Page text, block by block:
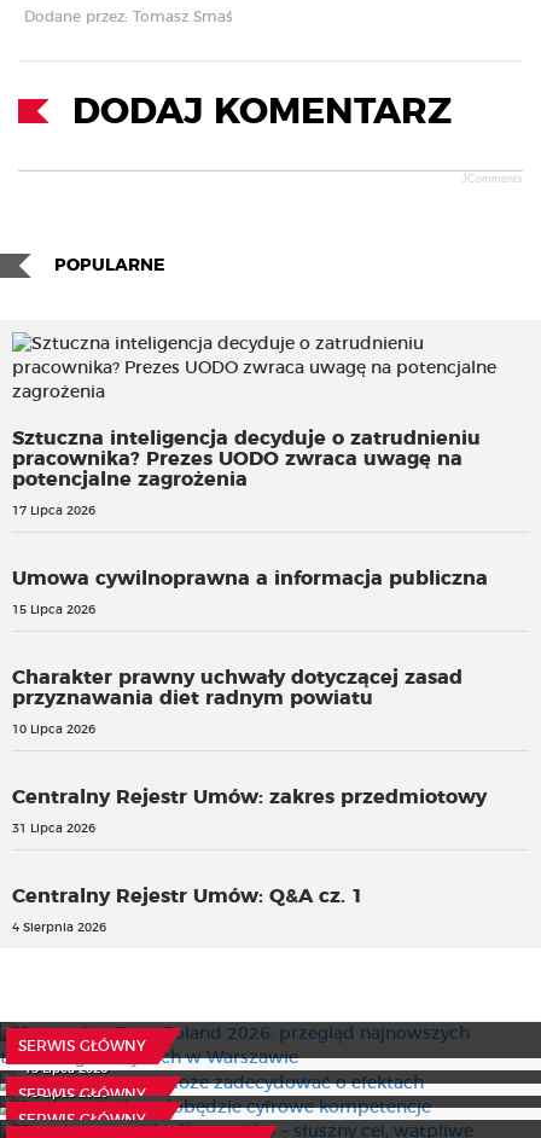
Dodane przez: Tomasz Smaś
DODAJ KOMENTARZ
JComments
POPULARNE
Sztuczna inteligencja decyduje o zatrudnieniu
pracownika? Prezes UODO zwraca uwagę na
potencjalne zagrożenia
17 Lipca 2026
Umowa cywilnoprawna a informacja publiczna
15 Lipca 2026
Charakter prawny uchwały dotyczącej zasad
przyznawania diet radnym powiatu
10 Lipca 2026
Centralny Rejestr Umów: zakres przedmiotowy
31 Lipca 2026
Centralny Rejestr Umów: Q&A cz. 1
4 Sierpnia 2026
SERWIS GŁÓWNY
22 Lipca 2026
SERWIS GŁÓWNY
Trenujesz? Dieta może zadecydować o efektach
15 Lipca 2026
SERWIS GŁÓWNY
8 tys. seniorów zdobędzie cyfrowe kompetencje
15 Lipca 2026
Bezpłatne posiłki dla uczniów – słuszny cel, wątpliwe
finansowanie. Relacja z posiedzenia sejmowych komisji
Uchwała w sprawie trybu kontroli dotacji oświatowej - co